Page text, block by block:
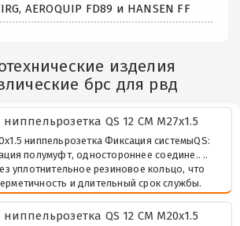
AEROQUIP FD89 и HANSEN FF
изделия
брс для рвд
QS 12 СМ М27х1.5
ниппельрозетка Фиксация системыQS:
полумуфт, одностороннее соедине.. ..
уплотнительное резиновое кольцо, что
и длительный срок службы.
QS 12 СМ М20х1.5